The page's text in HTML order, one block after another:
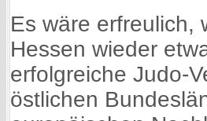
Es wäre erfreulich,
Hessen wieder
erfolgreiche Judo-
östlichen